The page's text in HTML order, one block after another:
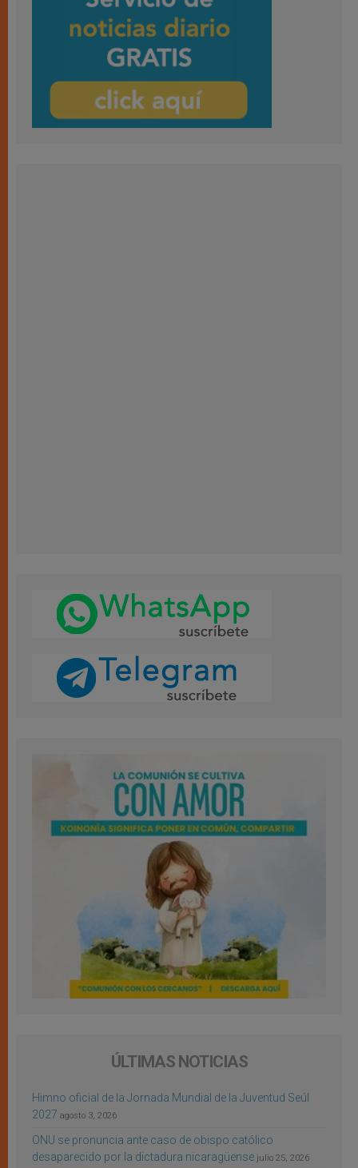
ÚLTIMAS NOTICIAS
Himno oficial de la Jornada Mundial de la Juventud Seúl
2027 agosto 3, 2026
ONU se pronuncia ante caso de obispo católico
desaparecido por la dictadura nicaragüense julio 25, 2026